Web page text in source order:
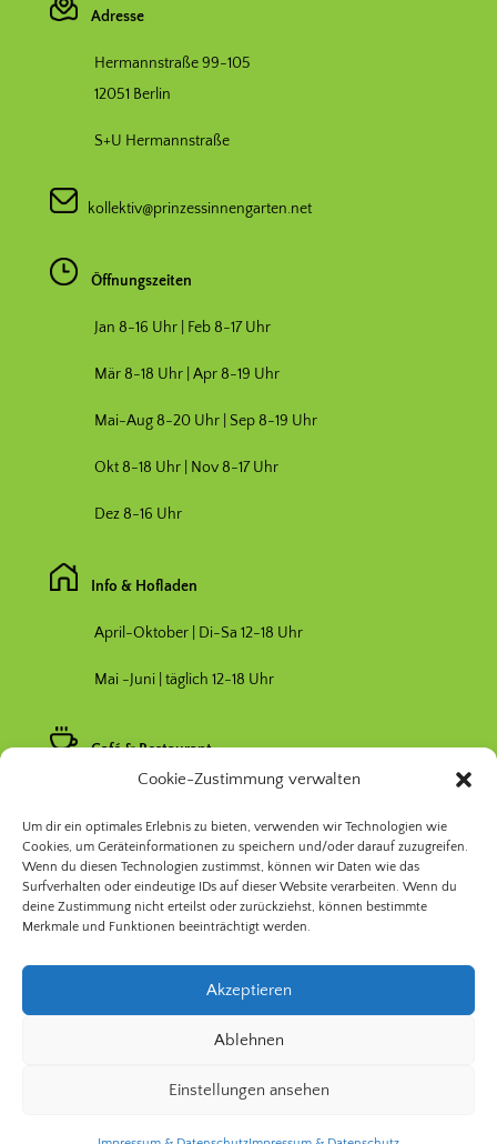
Cookie-Zustimmung verwalten
Um dir ein optimales Erlebnis zu bieten, verwenden wir Technologien wie
Cookies, um Geräteinformationen zu speichern und/oder darauf zuzugreifen.
Wenn du diesen Technologien zustimmst, können wir Daten wie das
Surfverhalten oder eindeutige IDs auf dieser Website verarbeiten. Wenn du
deine Zustimmung nicht erteilst oder zurückziehst, können bestimmte
Merkmale und Funktionen beeinträchtigt werden.
Akzeptieren
Ablehnen
Einstellungen ansehen
Adresse
Hermannstraße 99-105
12051 Berlin
S+U Hermannstraße
kollektiv@prinzessinnengarten.net
Öffnungszeiten
Jan 8-16 Uhr | Feb 8-17 Uhr
Mär 8-18 Uhr | Apr 8-19 Uhr
Mai-Aug 8-20 Uhr | Sep 8-19 Uhr
Okt 8-18 Uhr | Nov 8-17 Uhr
Dez 8-16 Uhr
Info & Hofladen
April-Oktober | Di-Sa 12-18 Uhr
Mai -Juni | täglich 12-18 Uhr
Café & Restaurant
Hauptsaison Mai-September 11-19 Uhr
© 2026 Prinzessinnengarten Kollektiv Berlin | Nomadisch